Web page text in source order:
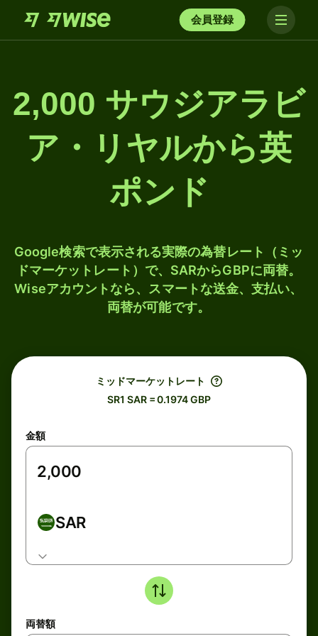
会員登録
2,000 サウジアラビ
ア・リヤルから英
ポンド
Google検索で表示される実際の為替レート（ミッ
ドマーケットレート）で、SARからGBPに両替。
Wiseアカウントなら、スマートな送金、支払い、
両替が可能です。
ミッドマーケットレート
SR1 SAR = 0.1974 GBP
金額
SAR
両替額